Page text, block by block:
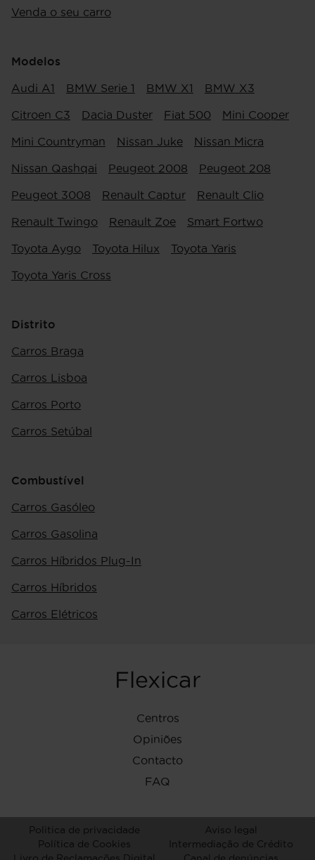
Venda o seu carro
Modelos
Audi A1 BMW Serie 1 BMW X1 BMW X3
Citroen C3 Dacia Duster Fiat 500 Mini Cooper
Mini Countryman Nissan Juke Nissan Micra
Nissan Qashqai Peugeot 2008 Peugeot 208
Peugeot 3008 Renault Captur Renault Clio
Renault Twingo Renault Zoe Smart Fortwo
Toyota Aygo Toyota Hilux Toyota Yaris
Toyota Yaris Cross
Distrito
Carros Braga
Carros Lisboa
Carros Porto
Carros Setúbal
Combustível
Carros Gasóleo
Carros Gasolina
Carros Híbridos Plug-In
Carros Híbridos
Carros Elétricos
Flexicar
Centros
Opiniões
Contacto
FAQ
Politica de privacidade
Aviso legal
Política de Cookies
Intermediação de Crédito